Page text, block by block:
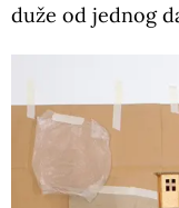
duže od jednog